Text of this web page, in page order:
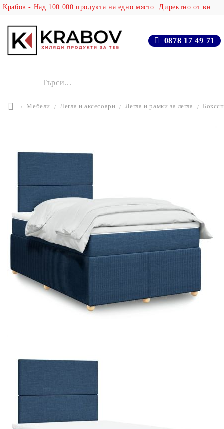
Крабов - Над 100 000 продукта на едно място. Директно от вносителя!
0878 17 49 71
Мебели Легла и аксесоари Легла и рамки за легла